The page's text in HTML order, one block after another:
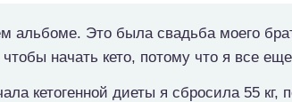
альбоме. Это была свадьба моего
начать кето, потому что я все
кетогенной диеты я сбросила 55 кг,